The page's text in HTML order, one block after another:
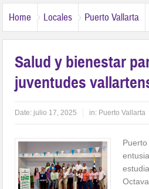
Home Locales Puerto Vallarta
Salud y bienestar
juventudes
Date: julio 17, 2025 in: Puerto Vallarta